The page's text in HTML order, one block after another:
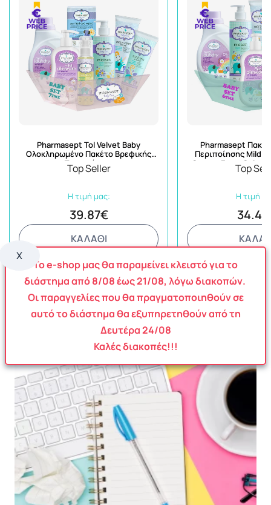
Pharmasept Tol Velvet Baby
Ολοκληρωμένο Πακέτο Βρεφικής
Περιποίησης
Top Seller
Η τιμή μας:
39.87€
ΚΑΛΑΘΙ
Pharmasept
Περιποίησης Mild
Cream+Extra Calm
Top
Η τιμή
X
Το e-shop μας θα παραμείνει κλειστό για το
διάστημα από8/08έως21/08, λόγω διακοπών.
Οι παραγγελίες που θα πραγματοποιηθούν σε
αυτό το διάστημα θα εξυπηρετηθούν από τη
Δευτέρα 24/08
Καλές διακοπές!!!